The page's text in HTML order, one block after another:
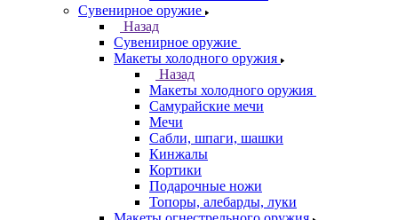
Сувенирное оружие
Назад
Сувенирное оружие
Макеты холодного оружия
Назад
Макеты холодного оружия
Самурайские мечи
Мечи
Сабли, шпаги, шашки
Кинжалы
Кортики
Подарочные ножи
Топоры, алебарды, луки